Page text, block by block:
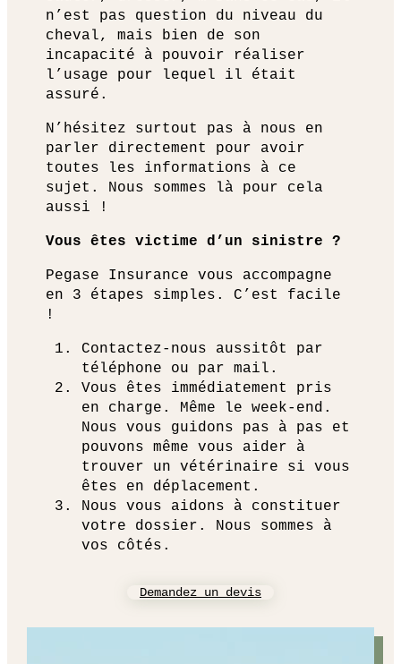
n’est pas question du niveau du
cheval, mais bien de son
incapacité à pouvoir réaliser
l’usage pour lequel il était
assuré.
N’hésitez surtout pas à nous en
parler directement pour avoir
toutes les informations à ce
sujet. Nous sommes là pour cela
aussi !
Vous êtes victime d’un sinistre ?
Pegase Insurance vous accompagne
en 3 étapes simples. C’est facile
!
Contactez-nous aussitôt par
téléphone ou par mail.
Vous êtes immédiatement pris
en charge. Même le week-end.
Nous vous guidons pas à pas et
pouvons même vous aider à
trouver un vétérinaire si vous
êtes en déplacement.
Nous vous aidons à constituer
votre dossier. Nous sommes à
vos côtés.
Demandez un devis